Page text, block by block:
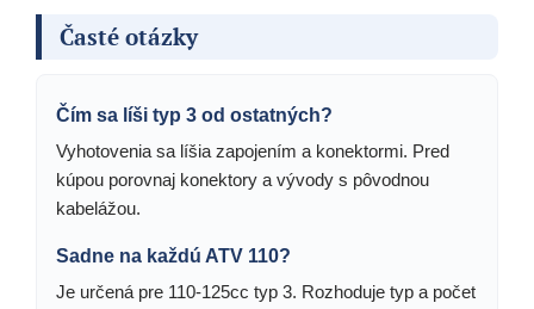
Časté otázky
Čím sa líši typ 3 od ostatných?
Vyhotovenia sa líšia zapojením a konektormi. Pred
kúpou porovnaj konektory a vývody s pôvodnou
kabelážou.
Sadne na každú ATV 110?
Je určená pre 110-125cc typ 3. Rozhoduje typ a počet